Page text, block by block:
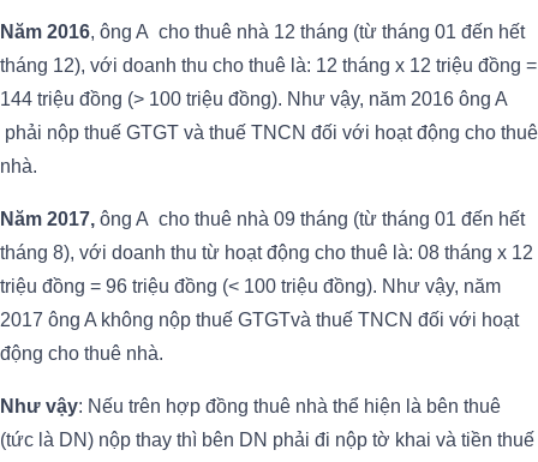
Năm 2016, ông A cho thuê nhà 12 tháng (từ tháng 01 đến hết
tháng 12), với doanh thu cho thuê là: 12 tháng x 12 triệu đồng =
144 triệu đồng (> 100 triệu đồng). Như vậy, năm 2016 ông A
phải nộp thuế GTGT và thuế TNCN đối với hoạt động cho thuê
nhà.
Năm 2017, ông A cho thuê nhà 09 tháng (từ tháng 01 đến hết
tháng 8), với doanh thu từ hoạt động cho thuê là: 08 tháng x 12
triệu đồng = 96 triệu đồng (< 100 triệu đồng). Như vậy, năm
2017 ông A không nộp thuế GTGTvà thuế TNCN đối với hoạt
động cho thuê nhà.
Như vậy: Nếu trên hợp đồng thuê nhà thể hiện là bên thuê
(tức là DN) nộp thay thì bên DN phải đi nộp tờ khai và tiền thuế